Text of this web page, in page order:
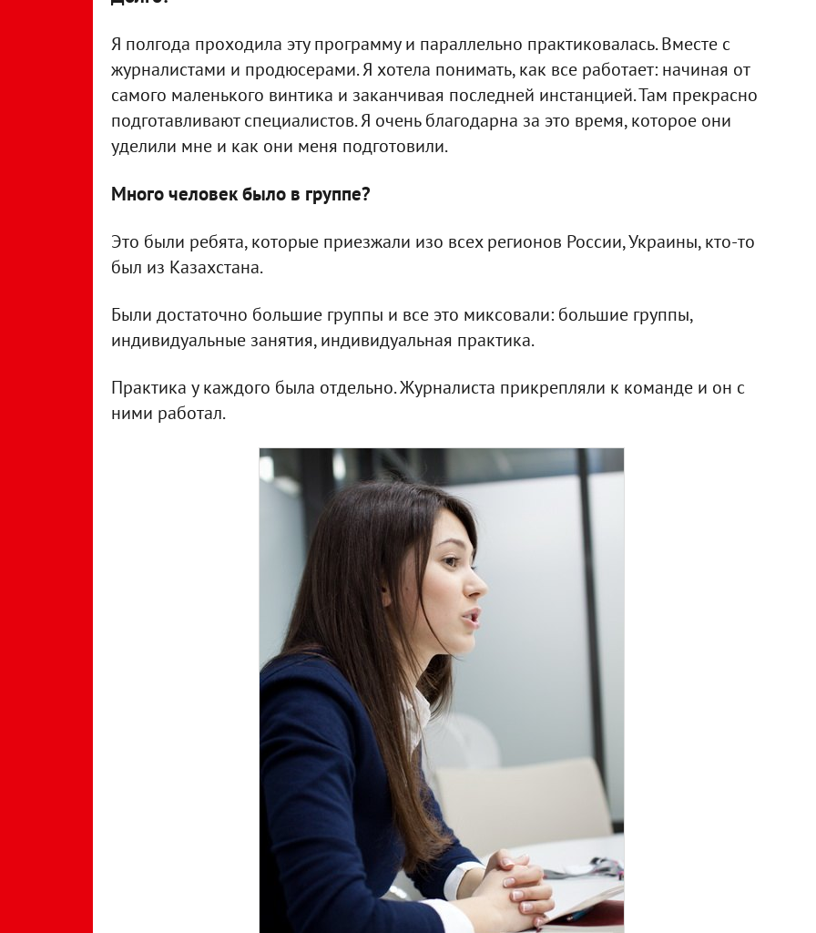
Я полгода проходила эту программу и параллельно практиковалась. Вместе с
журналистами и продюсерами. Я хотела понимать, как все работает: начиная от
самого маленького винтика и заканчивая последней инстанцией. Там прекрасно
подготавливают специалистов. Я очень благодарна за это время, которое они
уделили мне и как они меня подготовили.
Много человек было в группе?
Это были ребята, которые приезжали изо всех регионов России, Украины, кто-то
был из Казахстана.
Были достаточно большие группы и все это миксовали: большие группы,
индивидуальные занятия, индивидуальная практика.
Практика у каждого была отдельно. Журналиста прикрепляли к команде и он с
ними работал.